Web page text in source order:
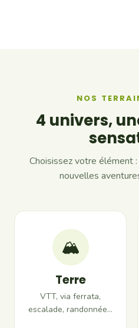
NOS
4 univers,
Choisissez votre élément
nouvelles
🏔
Terre
VTT, via ferrata,
escalade, randonnée…